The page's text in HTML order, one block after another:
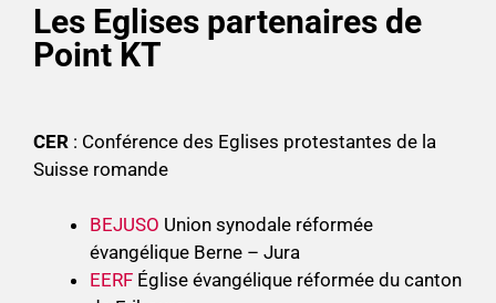
Les Eglises partenaires de
Point KT
CER : Conférence des Eglises protestantes de la
Suisse romande
BEJUSO Union synodale réformée
évangélique Berne – Jura
EERF Église évangélique réformée du canton